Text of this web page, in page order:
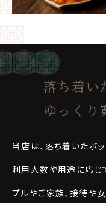
落ち着い
ゆっくり
当店は、落ち着いたボ
利用人数や用途に応じ
プルやご家族、接待や